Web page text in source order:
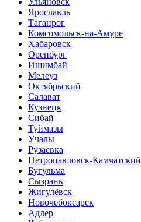
Ярославль
Таганрог
Комсомольск-на-Амуре
Хабаровск
Оренбург
Ишимбай
Мелеуз
Октябрьский
Салават
Кузнецк
Сибай
Туймазы
Учалы
Рузаевка
Петропавловск-Камчатский
Бугульма
Сызрань
Жигулёвск
Новочебоксарск
Адлер